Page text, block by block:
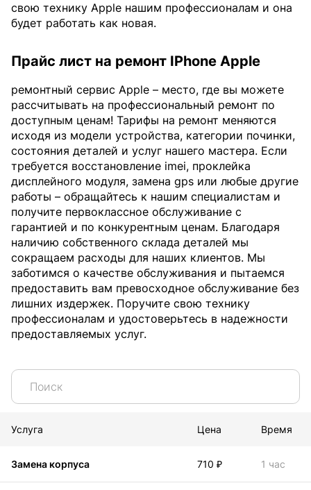
свою технику Apple нашим профессионалам и она
будет работать как новая.
Прайс лист на ремонт IPhone Apple
ремонтный сервис Apple – место, где вы можете
рассчитывать на профессиональный ремонт по
доступным ценам! Тарифы на ремонт меняются
исходя из модели устройства, категории починки,
состояния деталей и услуг нашего мастера. Если
требуется восстановление imei, проклейка
дисплейного модуля, замена gps или любые другие
работы – обращайтесь к нашим специалистам и
получите первоклассное обслуживание с
гарантией и по конкурентным ценам. Благодаря
наличию собственного склада деталей мы
сокращаем расходы для наших клиентов. Мы
заботимся о качестве обслуживания и пытаемся
предоставить вам превосходное обслуживание без
лишних издержек. Поручите свою технику
профессионалам и удостоверьтесь в надежности
предоставляемых услуг.
Услуга Цена Время
Замена корпуса 710 ₽ 1 час